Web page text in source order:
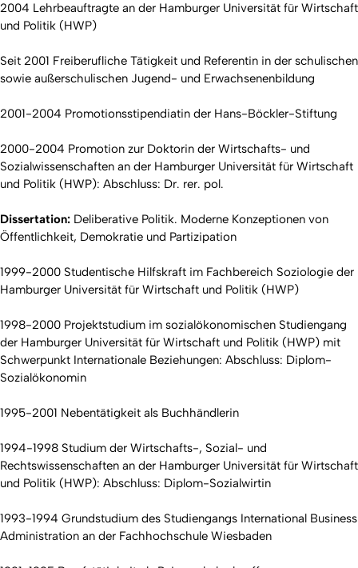
2004 Lehrbeauftragte an der Hamburger Universität für Wirtschaft
und Politik (HWP)
Seit 2001 Freiberufliche Tätigkeit und Referentin in der schulischen
sowie außerschulischen Jugend- und Erwachsenenbildung
2001-2004 Promotionsstipendiatin der Hans-Böckler-Stiftung
2000-2004 Promotion zur Doktorin der Wirtschafts- und
Sozialwissenschaften an der Hamburger Universität für Wirtschaft
und Politik (HWP): Abschluss: Dr. rer. pol.
Dissertation: Deliberative Politik. Moderne Konzeptionen von
Öffentlichkeit, Demokratie und Partizipation
1999-2000 Studentische Hilfskraft im Fachbereich Soziologie der
Hamburger Universität für Wirtschaft und Politik (HWP)
1998-2000 Projektstudium im sozialökonomischen Studiengang
der Hamburger Universität für Wirtschaft und Politik (HWP) mit
Schwerpunkt Internationale Beziehungen: Abschluss: Diplom-
Sozialökonomin
1995-2001 Nebentätigkeit als Buchhändlerin
1994-1998 Studium der Wirtschafts-, Sozial- und
Rechtswissenschaften an der Hamburger Universität für Wirtschaft
und Politik (HWP): Abschluss: Diplom-Sozialwirtin
1993-1994 Grundstudium des Studiengangs International Business
Administration an der Fachhochschule Wiesbaden